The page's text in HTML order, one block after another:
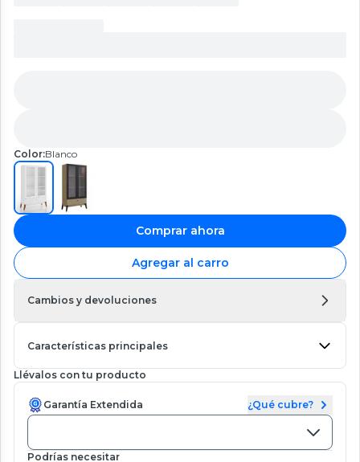
Color:Blanco
Comprar ahora
Agregar al carro
Cambios y devoluciones
Características principales
Llévalos con tu producto
Garantía Extendida ¿Qué cubre?
Podrías necesitar